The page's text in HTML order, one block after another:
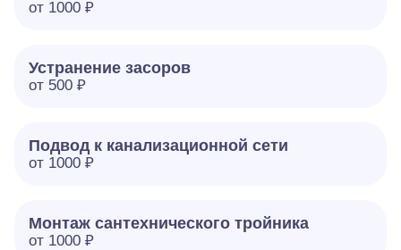
от 1000 ₽
Устранение засоров
от 500 ₽
Подвод к канализационной сети
от 1000 ₽
Монтаж сантехнического тройника
от 1000 ₽